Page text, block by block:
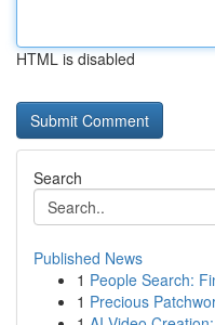
HTML is disabled
Search
Published News
1 People Search:
1 Precious